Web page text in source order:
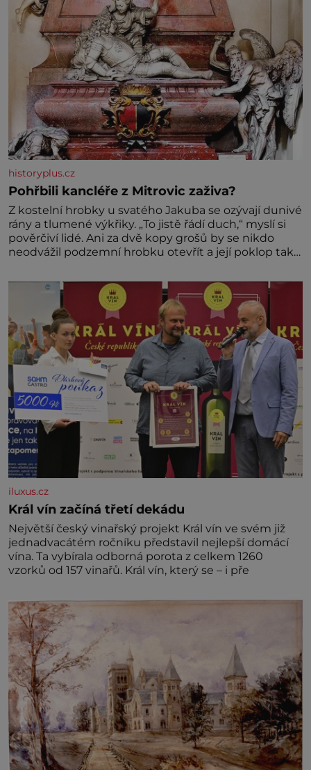
historyplus.cz
Pohřbili kancléře z Mitrovic zaživa?
Z kostelní hrobky u svatého Jakuba se ozývají dunivé
rány a tlumené výkřiky. „To jistě řádí duch,“ myslí si
pověrčiví lidé. Ani za dvě kopy grošů by se nikdo
neodvážil podzemní hrobku otevřít a její poklop tak
divné burácení skutečně ustane. Když o mnoho let
později hrobku
iluxus.cz
Král vín začíná třetí dekádu
Největší český vinařský projekt Král vín ve svém již
jednadvacátém ročníku představil nejlepší domácí
vína. Ta vybírala odborná porota z celkem 1260
vzorků od 157 vinařů. Král vín, který se – i pře